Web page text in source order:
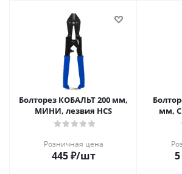
Болторез КОБАЛЬТ 200 мм,
МИНИ, лезвия HCS
Розничная цена
445₽/шт
мм,